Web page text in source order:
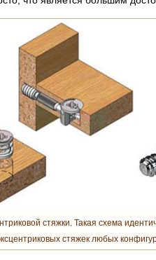
стяжки. Такая схема
стяжек любых